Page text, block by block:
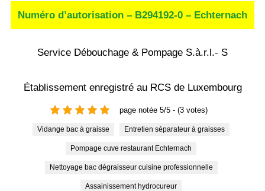
Numéro d’autorisation – B294192-0 – Echternach
Service Débouchage & Pompage S.à.r.l.- S
Établissement enregistré au RCS de Luxembourg
page notée 5/5 - (3 votes)
Vidange bac à graisse Entretien séparateur à graisses
Pompage cuve restaurant Echternach
Nettoyage bac dégraisseur cuisine professionnelle
Assainissement hydrocureur